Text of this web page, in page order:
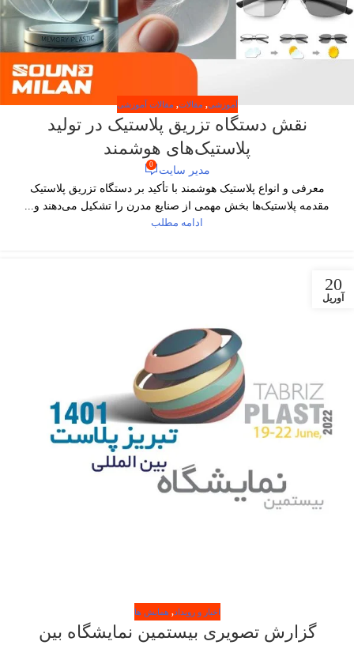
آموزشی, مقالات, مقالات آموزشی
نقش دستگاه تزریق پلاستیک در تولید
پلاستیک‌های هوشمند
مدیر سایت 0
معرفی و انواع پلاستیک هوشمند با تأکید بر دستگاه تزریق پلاستیک
مقدمه پلاستیک‌ها بخش مهمی از صنایع مدرن را تشکیل می‌دهند و...
ادامه مطلب
20
آوریل
اخبار و رویداد, همایش ها
گزارش تصویری بیستمین نمایشگاه بین